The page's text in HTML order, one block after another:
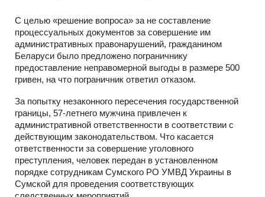
С целью «решение вопроса» за не составление
процессуальных документов за совершение им
административных правонарушений, гражданином
Беларуси было предложено пограничнику
предоставление неправомерной выгоды в размере 500
гривен, на что пограничник ответил отказом.
За попытку незаконного пересечения государственной
границы, 57-летнего мужчина привлечен к
административной ответственности в соответствии с
действующим законодательством. Что касается
ответственности за совершение уголовного
преступления, человек передан в установленном
порядке сотрудникам Сумского РО УМВД Украины в
Сумской для проведения соответствующих